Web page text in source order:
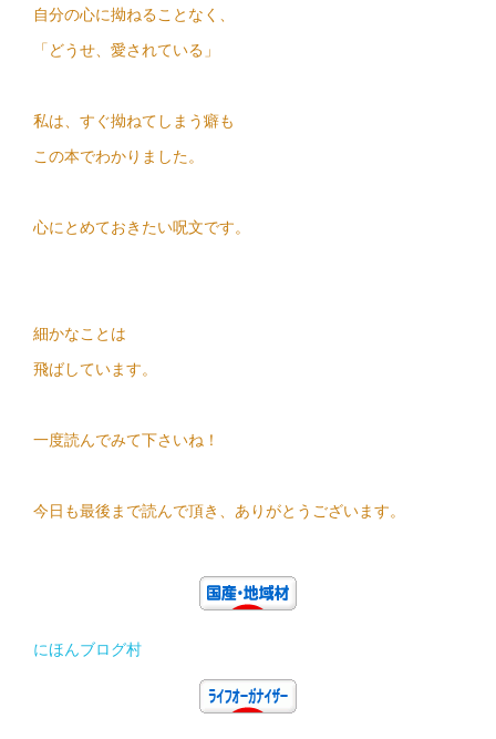
自分の心に拗ねることなく、
「どうせ、愛されている」
私は、すぐ拗ねてしまう癖も
この本でわかりました。
心にとめておきたい呪文です。
細かなことは
飛ばしています。
一度読んでみて下さいね！
今日も最後まで読んで頂き、ありがとうございます。
にほんブログ村